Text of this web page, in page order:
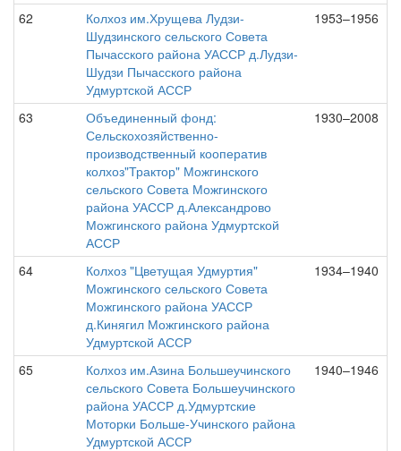
62
Колхоз им.Хрущева Лудзи-
Шудзинского сельского Совета
Пычасского района УАССР д.Лудзи-
Шудзи Пычасского района
Удмуртской АССР
1953–1956
63
Объединенный фонд:
Сельскохозяйственно-
производственный кооператив
колхоз"Трактор" Можгинского
сельского Совета Можгинского
района УАССР д.Александрово
Можгинского района Удмуртской
АССР
1930–2008
64
Колхоз "Цветущая Удмуртия"
Можгинского сельского Совета
Можгинского района УАССР
д.Кинягил Можгинского района
Удмуртской АССР
1934–1940
65
Колхоз им.Азина Большеучинского
сельского Совета Большеучинского
района УАССР д.Удмуртские
Моторки Больше-Учинского района
Удмуртской АССР
1940–1946